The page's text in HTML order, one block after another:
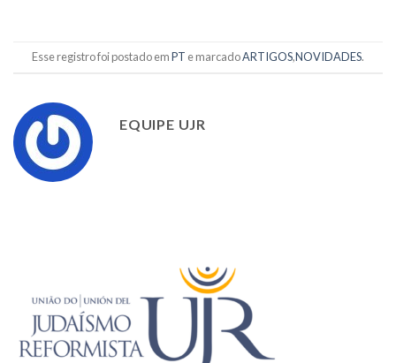
Esse registro foi postado emPT e marcadoARTIGOS,NOVIDADES.
EQUIPE UJR